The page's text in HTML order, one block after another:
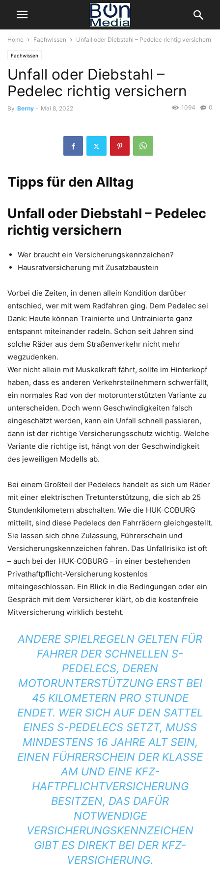
Home Fachwissen Unfall oder Diebstahl – Pedelec richtig versichern
Fachwissen
Unfall oder Diebstahl –
Pedelec richtig versichern
By Berny - Mai 8, 2022 0
1094
Tipps für den Alltag
Unfall oder Diebstahl – Pedelec
richtig versichern
Wer braucht ein Versicherungskennzeichen?
Hausratversicherung mit Zusatzbaustein
Vorbei die Zeiten, in denen allein Kondition darüber
entschied, wer mit wem Radfahren ging. Dem Pedelec sei
Dank: Heute können Trainierte und Untrainierte ganz
entspannt miteinander radeln. Schon seit Jahren sind
solche Räder aus dem Straßenverkehr nicht mehr
wegzudenken.
Wer nicht allein mit Muskelkraft fährt, sollte im Hinterkopf
haben, dass es anderen Verkehrsteilnehmern schwerfällt,
ein normales Rad von der motorunterstützten Variante zu
unterscheiden. Doch wenn Geschwindigkeiten falsch
eingeschätzt werden, kann ein Unfall schnell passieren,
dann ist der richtige Versicherungsschutz wichtig. Welche
Variante die richtige ist, hängt von der Geschwindigkeit
des jeweiligen Modells ab.
Bei einem Großteil der Pedelecs handelt es sich um Räder
mit einer elektrischen Tretunterstützung, die sich ab 25
Stundenkilometern abschalten. Wie die HUK-COBURG
mitteilt, sind diese Pedelecs den Fahrrädern gleichgestellt.
Sie lassen sich ohne Zulassung, Führerschein und
Versicherungskennzeichen fahren. Das Unfallrisiko ist oft
– auch bei der HUK-COBURG – in einer bestehenden
Privathaftpflicht-Versicherung kostenlos
miteingeschlossen. Ein Blick in die Bedingungen oder ein
Gespräch mit dem Versicherer klärt, ob die kostenfreie
Mitversicherung wirklich besteht.
ANDERE SPIELREGELN GELTEN FÜR
FAHRER DER SCHNELLEN S-
PEDELECS, DEREN
MOTORUNTERSTÜTZUNG ERST BEI
45 KILOMETERN PRO STUNDE
ENDET. WER SICH AUF DEN SATTEL
EINES S-PEDELECS SETZT, MUSS
MINDESTENS 16 JAHRE ALT SEIN,
EINEN FÜHRERSCHEIN DER KLASSE
AM UND EINE KFZ-
HAFTPFLICHTVERSICHERUNG
BESITZEN, DAS DAFÜR
NOTWENDIGE
VERSICHERUNGSKENNZEICHEN
GIBT ES DIREKT BEI DER KFZ-
VERSICHERUNG.